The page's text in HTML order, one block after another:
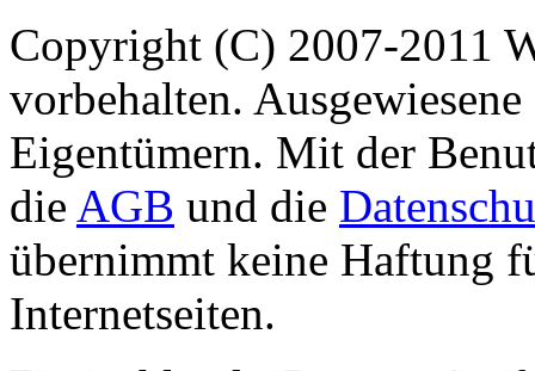
Copyright (C) 2007-2011
vorbehalten.
Eigentümern. Mit der
die AGB und die
übernimmt keine Haftung
Internetseiten.